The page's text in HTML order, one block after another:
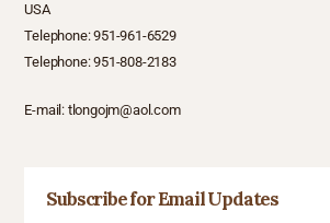
USA
Telephone:951-961-6529
Telephone:951-808-2183
E-mail: tlongojm@aol.com
Subscribe for Email Updates